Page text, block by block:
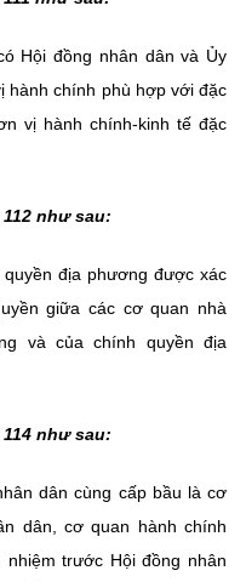
Hội đồng nhân dân và Ủy
hành chính phù hợp với đặc
vị hành chính-kinh tế đặc
như sau:
địa phương được xác
giữa các cơ quan nhà
và của chính quyền địa
như sau:
dân cùng cấp bầu là cơ
dân, cơ quan hành chính
trước Hội đồng nhân